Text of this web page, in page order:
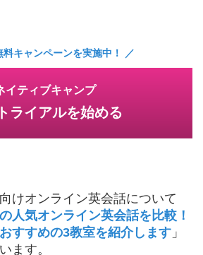
料キャンペーンを実施中！ ／
イティブキャンプ
ライアルを始める
けオンライン英会話について
人気オンライン英会話を比較！
すすめの3教室を紹介します 」
ます。